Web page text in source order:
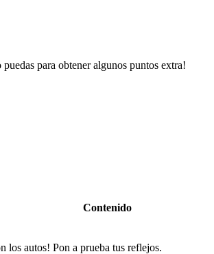
para obtener algunos puntos extra!
Contenido
los autos! Pon a prueba tus reflejos.